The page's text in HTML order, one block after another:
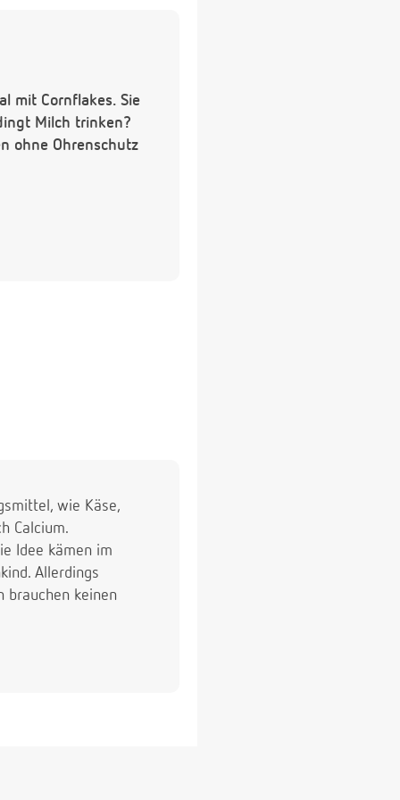
mit Cornflakes. Sie
Milch trinken?
ohne Ohrenschutz
wie Käse,
Calcium.
Idee kämen im
Allerdings
brauchen keinen